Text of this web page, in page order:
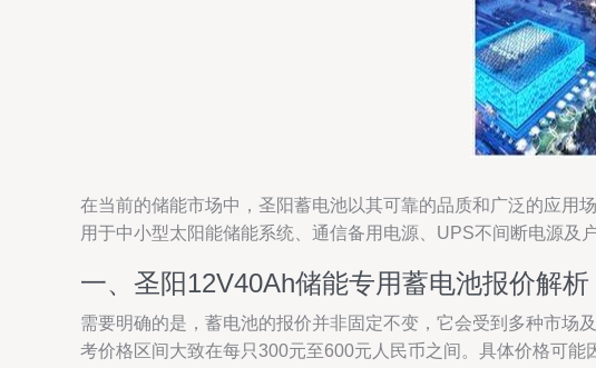
在当前的储能市场中，圣阳蓄电池以其可靠的品质和广泛的应用
用于中小型太阳能储能系统、通信备用电源、UPS不间断电源及
一、圣阳12V40Ah储能专用蓄电池报价解析
需要明确的是，蓄电池的报价并非固定不变，它会受到多种市场
考价格区间大致在每只300元至600元人民币之间。具体价格可能